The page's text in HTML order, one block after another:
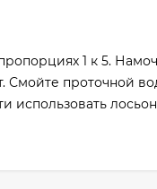
1 к 5.
Смойте проточной
использовать